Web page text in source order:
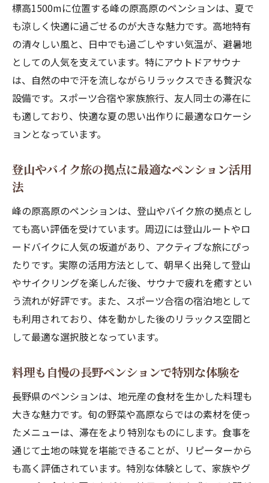
避暑地として選ばれるペンションの秘密を
解説
高評価ペンションの夏限定おすすめポイン
ト
家族連れにも人気の涼しいペンション滞在
術
スポーツ合宿に最適な高地ペンションの選び方
れる理由
ョン活用術
近隣施設が充実したペンションで合宿を満
喫
大会開催にもおすすめの高原ペンションの
魅力
テニスやフットサルも楽しめるペンション
の強み
合宿後も快適なペンションのリフレッシュ
登山やバイク旅に人気のペンション活用術
登山拠点に最適な高評価ペンションの選び
方
バイク旅に嬉しいペンションの設備とサー
ビス
峰の原高原でサイクリングが楽しめるペン
標高1500mに位置する峰の原高原のペンションは、夏で
も涼しく快適に過ごせるのが大きな魅力です。高地特有
の清々しい風と、日中でも過ごしやすい気温が、避暑地
としての人気を支えています。特にアウトドアサウナ
は、自然の中で汗を流しながらリラックスできる贅沢な
設備です。スポーツ合宿や家族旅行、友人同士の滞在に
も適しており、快適な夏の思い出作りに最適なロケーシ
ョンとなっています。
登山やバイク旅の拠点に最適なペンション活用
法
峰の原高原のペンションは、登山やバイク旅の拠点とし
ても高い評価を受けています。周辺には登山ルートやロ
ードバイクに人気の坂道があり、アクティブな旅にぴっ
たりです。実際の活用方法として、朝早く出発して登山
やサイクリングを楽しんだ後、サウナで疲れを癒すとい
う流れが好評です。また、スポーツ合宿の宿泊地として
も利用されており、体を動かした後のリラックス空間と
して最適な選択肢となっています。
料理も自慢の長野ペンションで特別な体験を
長野県のペンションは、地元産の食材を生かした料理も
大きな魅力です。旬の野菜や高原ならではの素材を使っ
たメニューは、滞在をより特別なものにします。食事を
通じて土地の味覚を堪能できることが、リピーターから
も高く評価されています。特別な体験として、家族やグ